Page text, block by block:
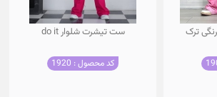
ترک ست تیشرت شلوار do it
کد محصول : 1920